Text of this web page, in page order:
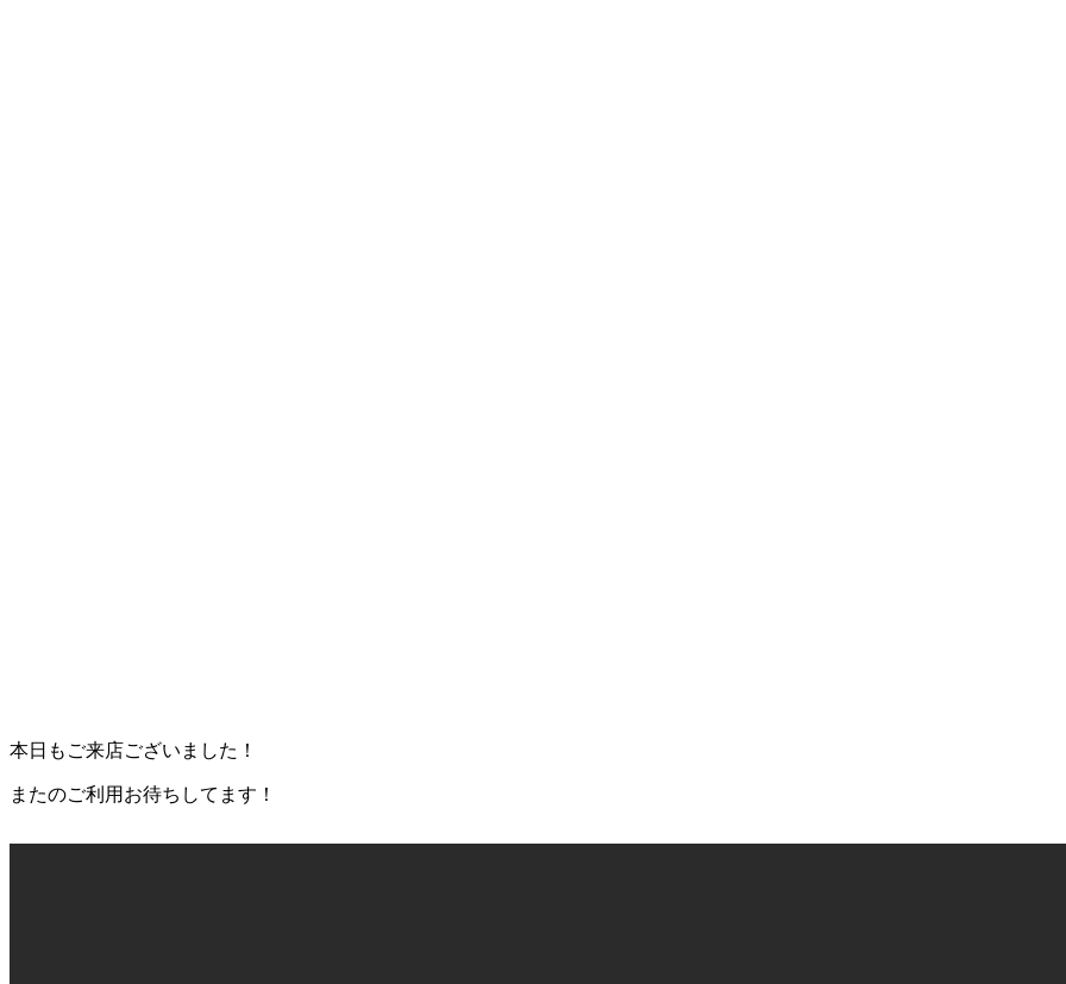
本日もご来店ございました！
またのご利用お待ちしてます！